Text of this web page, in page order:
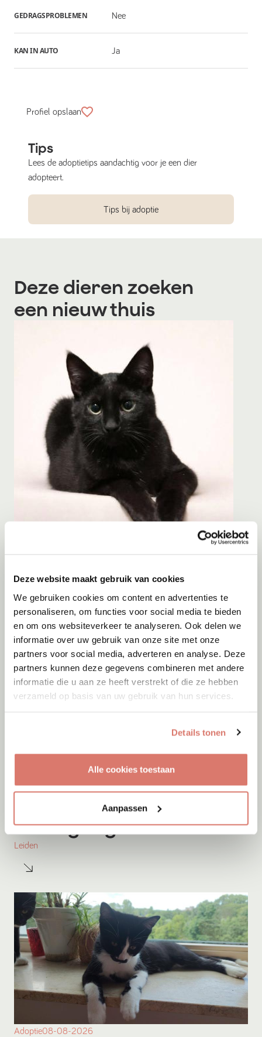
Deze website maakt gebruik van cookies
We gebruiken cookies om content en advertenties te
personaliseren, om functies voor social media te bieden
en om ons websiteverkeer te analyseren. Ook delen we
informatie over uw gebruik van onze site met onze
partners voor social media, adverteren en analyse. Deze
partners kunnen deze gegevens combineren met andere
informatie die u aan ze heeft verstrekt of die ze hebben
verzameld op basis van uw gebruik van hun services.
Details tonen
Alle cookies toestaan
Aanpassen
GEDRAGSPROBLEMEN Nee
KAN IN AUTO Ja
Profiel opslaan
Tips
Lees de adoptietips aandachtig voor je een dier
adopteert.
Tips bij adoptie
Deze dieren zoeken
een nieuw thuis
Fellini
Gent
Ludwig+ Igor
Leiden
Adoptie08-08-2026